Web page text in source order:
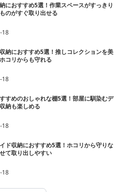
におすすめ5選！作業スペースがすっきり
のがすぐ取り出せる
18
納におすすめ5選！推しコレクションを美
コリからも守れる
18
すめのおしゃれな棚5選！部屋に馴染むデ
納も楽しめる
18
ド収納におすすめ5選！ホコリから守りな
て取り出しやすい
18